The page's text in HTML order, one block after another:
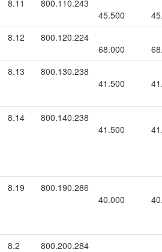
8.11
800.110.243
45.500
8.12
800.120.224
68.000
8.13
800.130.238
41.500
8.14
800.140.238
41.500
8.19
800.190.286
40.000
8.2
800.200.284